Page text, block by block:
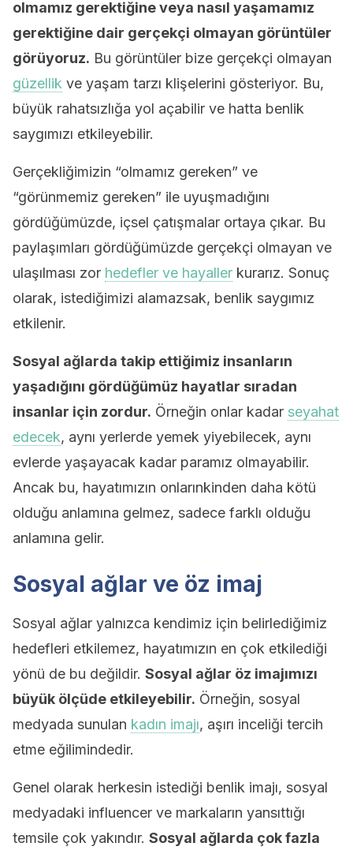
olmamız gerektiğine veya nasıl yaşamamız
gerektiğine dair gerçekçi olmayan görüntüler
görüyoruz. Bu görüntüler bize gerçekçi olmayan
güzellik ve yaşam tarzı klişelerini gösteriyor. Bu,
büyük rahatsızlığa yol açabilir ve hatta benlik
saygımızı etkileyebilir.
Gerçekliğimizin “olmamız gereken” ve
“görünmemiz gereken” ile uyuşmadığını
gördüğümüzde, içsel çatışmalar ortaya çıkar. Bu
paylaşımları gördüğümüzde gerçekçi olmayan ve
ulaşılması zor hedefler ve hayaller kurarız. Sonuç
olarak, istediğimizi alamazsak, benlik saygımız
etkilenir.
Sosyal ağlarda takip ettiğimiz insanların
yaşadığını gördüğümüz hayatlar sıradan
insanlar için zordur. Örneğin onlar kadar seyahat
edecek, aynı yerlerde yemek yiyebilecek, aynı
evlerde yaşayacak kadar paramız olmayabilir.
Ancak bu, hayatımızın onlarınkinden daha kötü
olduğu anlamına gelmez, sadece farklı olduğu
anlamına gelir.
Sosyal ağlar ve öz imaj
Sosyal ağlar yalnızca kendimiz için belirlediğimiz
hedefleri etkilemez, hayatımızın en çok etkilediği
yönü de bu değildir. Sosyal ağlar öz imajımızı
büyük ölçüde etkileyebilir. Örneğin, sosyal
medyada sunulan kadın imajı, aşırı inceliği tercih
etme eğilimindedir.
Genel olarak herkesin istediği benlik imajı, sosyal
medyadaki influencer ve markaların yansıttığı
temsile çok yakındır. Sosyal ağlarda çok fazla